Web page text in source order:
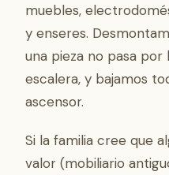
muebles,
y enseres.
una pieza no pasa
escalera, y bajamos
ascensor.
Si la familia cree que
valor (mobiliario